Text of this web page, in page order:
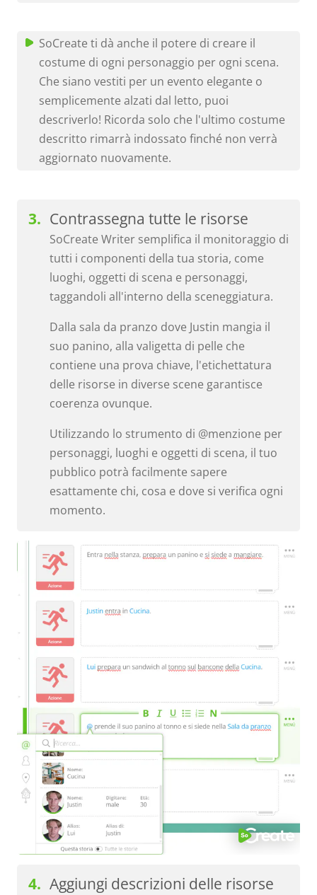
SoCreate ti dà anche il potere di creare il
costume di ogni personaggio per ogni scena.
Che siano vestiti per un evento elegante o
semplicemente alzati dal letto, puoi
descriverlo! Ricorda solo che l'ultimo costume
descritto rimarrà indossato finché non verrà
aggiornato nuovamente.
Contrassegna tutte le risorse
SoCreate Writer semplifica il monitoraggio di
tutti i componenti della tua storia, come
luoghi, oggetti di scena e personaggi,
taggandoli all'interno della sceneggiatura.
Dalla sala da pranzo dove Justin mangia il
suo panino, alla valigetta di pelle che
contiene una prova chiave, l'etichettatura
delle risorse in diverse scene garantisce
coerenza ovunque.
Utilizzando lo strumento di @menzione per
personaggi, luoghi e oggetti di scena, il tuo
pubblico potrà facilmente sapere
esattamente chi, cosa e dove si verifica ogni
momento.
Aggiungi descrizioni delle risorse